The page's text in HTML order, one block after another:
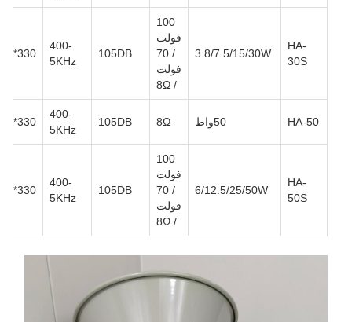
HA-
30S
3.8/7.5/15/30W
100
فولت
/ 70
فولت
/ 8Ω
105DB
400-
5KHz
HA-50 50واط 8Ω
105DB
400-
5KHz
HA-
50S
6/12.5/25/50W
100
فولت
/ 70
فولت
/ 8Ω
105DB
400-
5KHz